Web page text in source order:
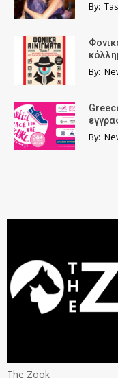
By:
By:
By:
The Zook